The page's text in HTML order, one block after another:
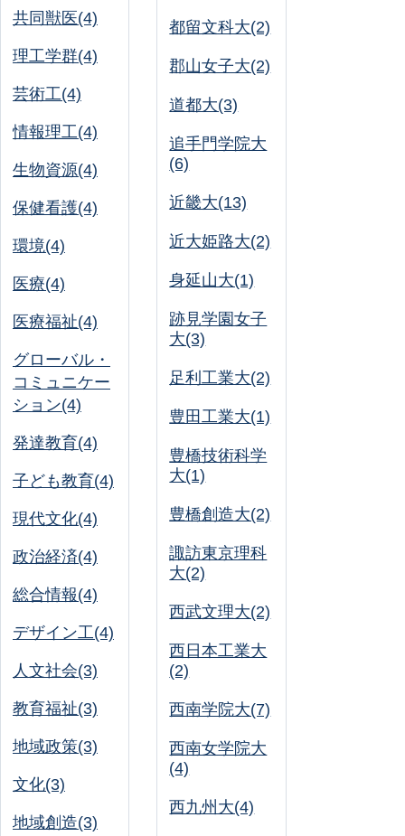
共同獣医(4)
理工学群(4)
芸術工(4)
情報理工(4)
生物資源(4)
保健看護(4)
環境(4)
医療(4)
医療福祉(4)
グローバル・
コミュニケー
ション(4)
発達教育(4)
子ども教育(4)
現代文化(4)
政治経済(4)
総合情報(4)
デザイン工(4)
人文社会(3)
教育福祉(3)
地域政策(3)
文化(3)
地域創造(3)
都留文科大(2)
郡山女子大(2)
道都大(3)
追手門学院大
(6)
近畿大(13)
近大姫路大(2)
身延山大(1)
跡見学園女子
大(3)
足利工業大(2)
豊田工業大(1)
豊橋技術科学
大(1)
豊橋創造大(2)
諏訪東京理科
大(2)
西武文理大(2)
西日本工業大
(2)
西南学院大(7)
西南女学院大
(4)
西九州大(4)